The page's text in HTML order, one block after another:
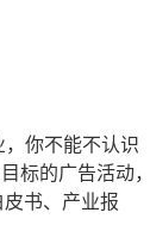
你不能不认识
标的广告活动，
书、产业报